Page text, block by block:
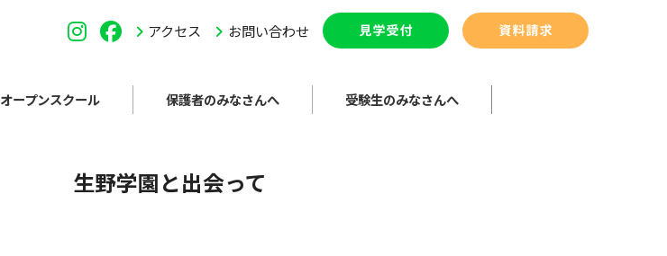
アクセス お問い合わせ
オープンスクール 保護者のみなさんへ 受験生のみなさんへ
生野学園と出会って